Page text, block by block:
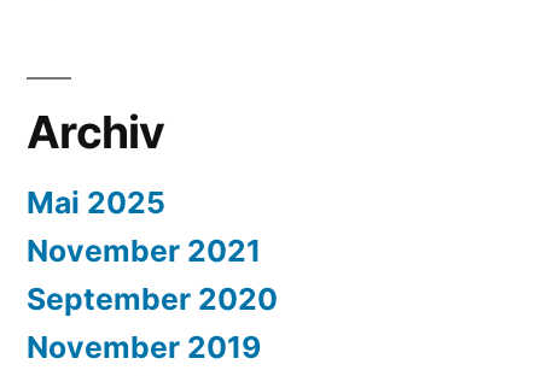
Archiv
Mai 2025
November 2021
September 2020
November 2019